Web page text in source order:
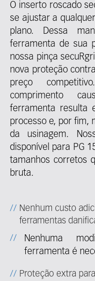
O inserto roscado
se ajustar a
plano. Dessa
ferramenta de sua
nossa pinça
nova proteção
preço
comprimento
ferramenta resulta
processo e, por fim,
da usinagem.
disponível para PG
tamanhos corretos
bruta.
Nenhum custo
ferramentas
Nenhuma
ferramenta é
Proteção extra